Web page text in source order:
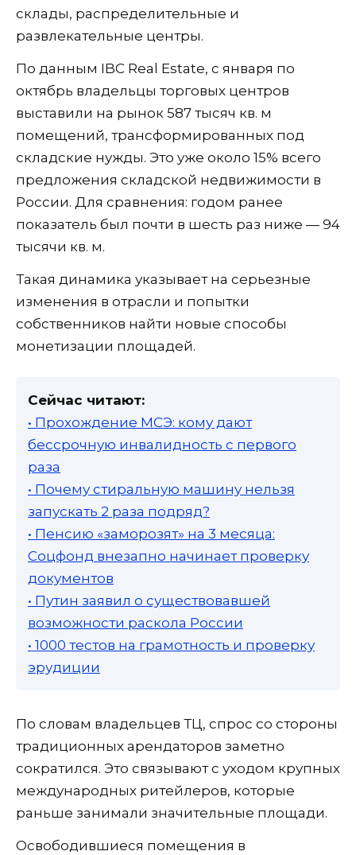
склады, распределительные и
развлекательные центры.
По данным IBC Real Estate, с января по
октябрь владельцы торговых центров
выставили на рынок 587 тысяч кв. м
помещений, трансформированных под
складские нужды. Это уже около 15% всего
предложения складской недвижимости в
России. Для сравнения: годом ранее
показатель был почти в шесть раз ниже — 94
тысячи кв. м.
Такая динамика указывает на серьезные
изменения в отрасли и попытки
собственников найти новые способы
монетизации площадей.
Сейчас читают:
• Прохождение МСЭ: кому дают
бессрочную инвалидность с первого
раза
• Почему стиральную машину нельзя
запускать 2 раза подряд?
• Пенсию «заморозят» на 3 месяца:
Соцфонд внезапно начинает проверку
документов
• Путин заявил о существовавшей
возможности раскола России
• 1000 тестов на грамотность и проверку
эрудиции
По словам владельцев ТЦ, спрос со стороны
традиционных арендаторов заметно
сократился. Это связывают с уходом крупных
международных ритейлеров, которые
раньше занимали значительные площади.
Освободившиеся помещения в